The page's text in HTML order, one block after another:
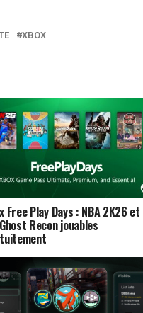
XBOX
Free Play Days : NBA 2K26 et
Recon jouables